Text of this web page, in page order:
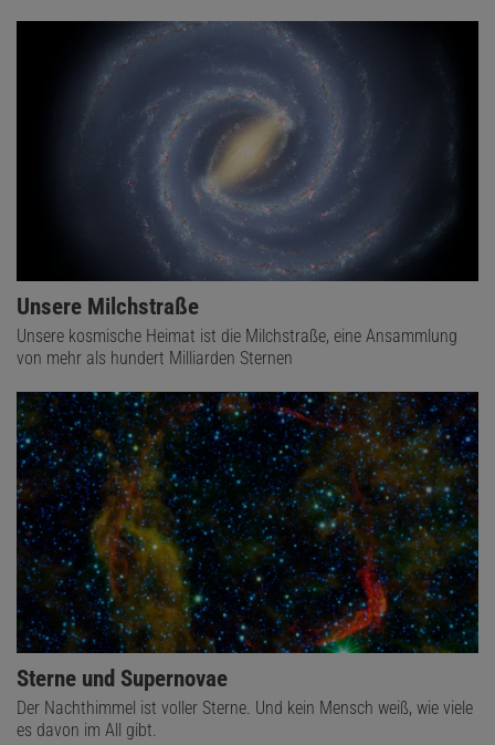
Unsere Milchstraße
Unsere kosmische Heimat ist die Milchstraße, eine Ansammlung
von mehr als hundert Milliarden Sternen
Sterne und Supernovae
Der Nachthimmel ist voller Sterne. Und kein Mensch weiß, wie viele
es davon im All gibt.